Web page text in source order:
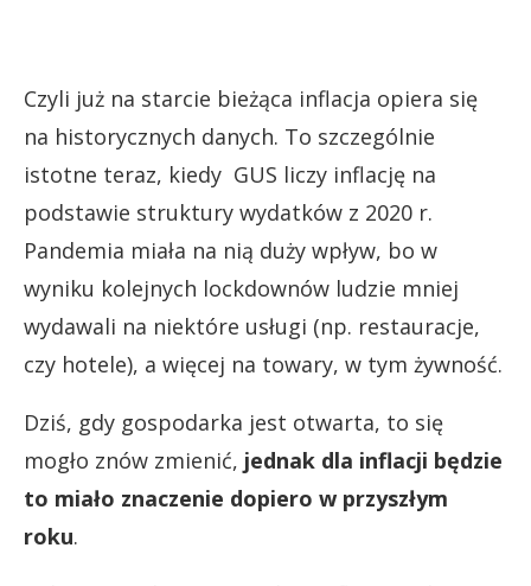
Czyli już na starcie bieżąca inflacja opiera się
na historycznych danych. To szczególnie
istotne teraz, kiedy GUS liczy inflację na
podstawie struktury wydatków z 2020 r.
Pandemia miała na nią duży wpływ, bo w
wyniku kolejnych lockdownów ludzie mniej
wydawali na niektóre usługi (np. restauracje,
czy hotele), a więcej na towary, w tym żywność.
Dziś, gdy gospodarka jest otwarta, to się
mogło znów zmienić, jednak dla inflacji będzie
to miało znaczenie dopiero w przyszłym
roku.